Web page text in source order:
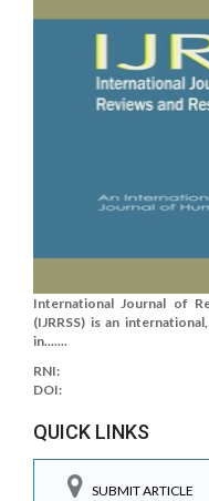
International Journal of
(IJRRSS) is an
in.......
RNI:
DOI:
QUICK LINKS
SUBMIT ARTICLE